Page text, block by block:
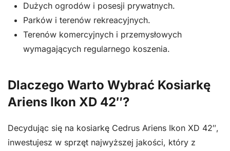
Dużych ogrodów i posesji prywatnych.
Parków i terenów rekreacyjnych.
Terenów komercyjnych i przemysłowych
wymagających regularnego koszenia.
Dlaczego Warto Wybrać Kosiarkę
Ariens Ikon XD 42″?
Decydując się na kosiarkę Cedrus Ariens Ikon XD 42″,
inwestujesz w sprzęt najwyższej jakości, który z